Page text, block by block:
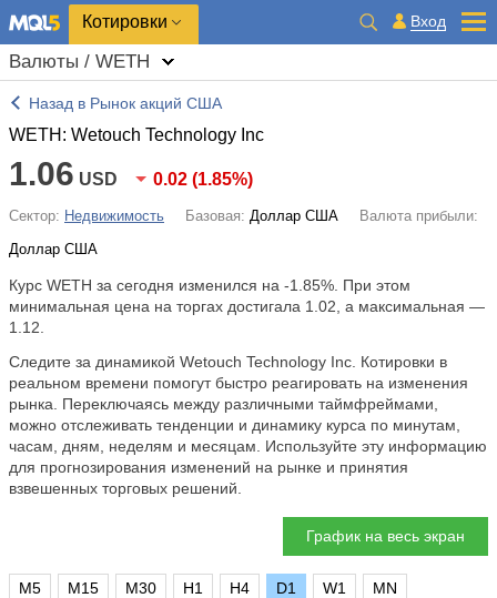
Котировки Вход
Валюты / WETH
Назад в Рынок акций США
WETH: Wetouch Technology Inc
1.06 USD 0.02 (1.85%)
Сектор: Недвижимость Базовая: Доллар США
Валюта прибыли:
Доллар США
Курс WETH за сегодня изменился на -1.85% . При этом
минимальная цена на торгах достигала 1.02, а максимальная —
1.12.
Следите за динамикой Wetouch Technology Inc. Котировки в
реальном времени помогут быстро реагировать на изменения
рынка. Переключаясь между различными таймфреймами,
можно отслеживать тенденции и динамику курса по минутам,
часам, дням, неделям и месяцам. Используйте эту информацию
для прогнозирования изменений на рынке и принятия
взвешенных торговых решений.
График на весь экран
M5 M15 M30 H1 H4 D1 W1 MN